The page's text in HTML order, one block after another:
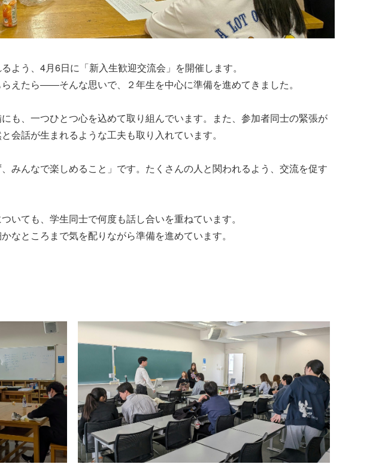
よう、4月6日に「新入生歓迎交流会」を開催します。
えたら――そんな思いで、２年生を中心に準備を進めてきました。
も、一つひとつ心を込めて取り組んでいます。また、参加者同士の緊張が
会話が生まれるような工夫も取り入れています。
みんなで楽しめること」です。たくさんの人と関われるよう、交流を促す
いても、学生同士で何度も話し合いを重ねています。
なところまで気を配りながら準備を進めています。